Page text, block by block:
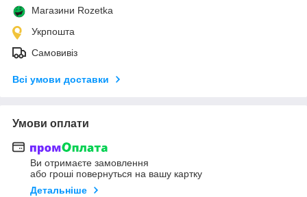
Магазини Rozetka
Укрпошта
Самовивіз
Всі умови доставки
Умови оплати
Ви отримаєте замовлення
або гроші повернуться на вашу картку
Детальніше